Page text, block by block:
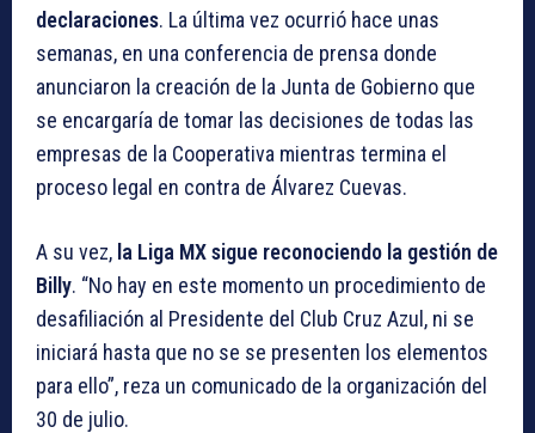
declaraciones. La última vez ocurrió hace unas
semanas, en una conferencia de prensa donde
anunciaron la creación de la Junta de Gobierno que
se encargaría de tomar las decisiones de todas las
empresas de la Cooperativa mientras termina el
proceso legal en contra de Álvarez Cuevas.
A su vez, la Liga MX sigue reconociendo la gestión de
Billy. “No hay en este momento un procedimiento de
desafiliación al Presidente del Club Cruz Azul, ni se
iniciará hasta que no se se presenten los elementos
para ello”, reza un comunicado de la organización del
30 de julio.